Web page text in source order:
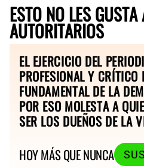
ESTO NO LES
AUTORITARIOS
EL EJERCICIO DEL
PROFESIONAL Y CRÍTICO
FUNDAMENTAL DE LA
POR ESO MOLESTA A
SER LOS DUEÑOS DE LA
HOY MÁS QUE NUNCA